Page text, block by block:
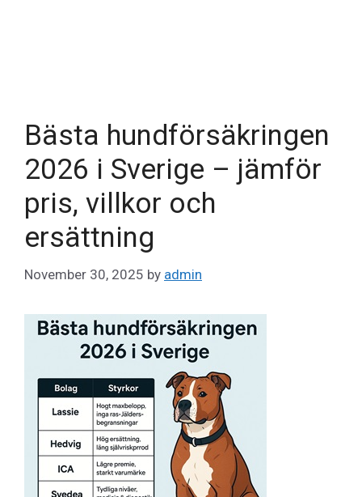
Bästa hundförsäkringen
2026 i Sverige – jämför
pris, villkor och
ersättning
November 30, 2025 by admin